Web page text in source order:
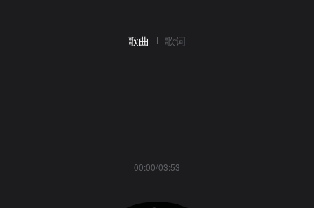
歌曲 歌词
00:00/03:53